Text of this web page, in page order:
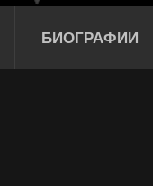
БИОГРАФИИ